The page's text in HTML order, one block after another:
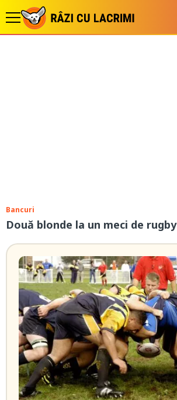
Bancuri
Două blonde la un meci de rugby